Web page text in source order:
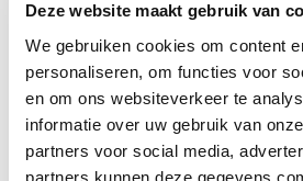
Deze website maakt gebruik van
We gebruiken cookies om content
personaliseren, om functies voor
en om ons websiteverkeer te
informatie over uw gebruik van
partners voor social media,
partners kunnen deze gegevens
De meeste stadsbewoners kennen de
veelal viezig en lichtelijk toegetakeld
onderschijt. Als ‘vliegende ratten’
markt af te pakken. Slechts een enkele
enthousiast te voeren. Hoe anders was
middeleeuwen! Toen alleen de
duiven te houden. Een lekkernij voor in